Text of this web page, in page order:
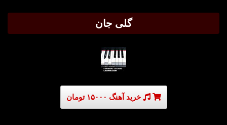
گلی جان
خرید آهنگ ۱۵۰۰۰ تومان